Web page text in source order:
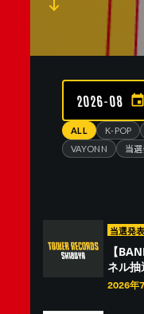
2026-08
ALL K-POP
VAYONN
当
当選発表
【
ネル
2026年